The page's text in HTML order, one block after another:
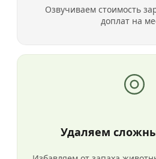
Озвучиваем стоимость
доплат на
Удаляем